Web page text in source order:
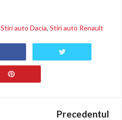
Stiri auto Dacia, Stiri auto Renault
Precedentul